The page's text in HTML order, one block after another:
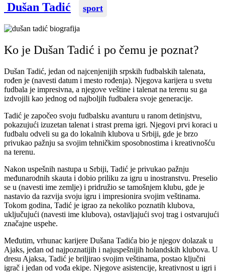
Dušan Tadić sport
Ko je Dušan Tadić i po čemu je poznat?
Dušan Tadić, jedan od najcenjenijih srpskih fudbalskih talenata,
rođen je (navesti datum i mesto rođenja). Njegova karijera u svetu
fudbala je impresivna, a njegove veštine i talenat na terenu su ga
izdvojili kao jednog od najboljih fudbalera svoje generacije.
Tadić je započeo svoju fudbalsku avanturu u ranom detinjstvu,
pokazujući izuzetan talenat i strast prema igri. Njegovi prvi koraci u
fudbalu odveli su ga do lokalnih klubova u Srbiji, gde je brzo
privukao pažnju sa svojim tehničkim sposobnostima i kreativnošću
na terenu.
Nakon uspešnih nastupa u Srbiji, Tadić je privukao pažnju
međunarodnih skauta i dobio priliku za igru u inostranstvu. Preselio
se u (navesti ime zemlje) i pridružio se tamošnjem klubu, gde je
nastavio da razvija svoju igru i impresionira svojim veštinama.
Tokom godina, Tadić je igrao za nekoliko poznatih klubova,
uključujući (navesti ime klubova), ostavljajući svoj trag i ostvarujući
značajne uspehe.
Međutim, vrhunac karijere Dušana Tadića bio je njegov dolazak u
Ajaks, jedan od najpoznatijih i najuspešnijih holandskih klubova. U
dresu Ajaksa, Tadić je briljirao svojim veštinama, postao ključni
igrač i jedan od vođa ekipe. Njegove asistencije, kreativnost u igri i